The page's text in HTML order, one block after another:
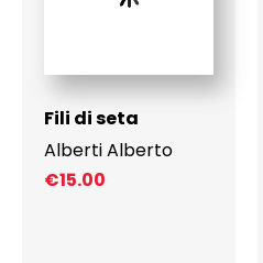
Fili di seta
Alberti Alberto
€15.00